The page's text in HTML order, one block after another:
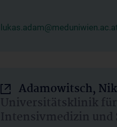
Adamowitsch,
Universitätsklinik
Intensivmedizin und